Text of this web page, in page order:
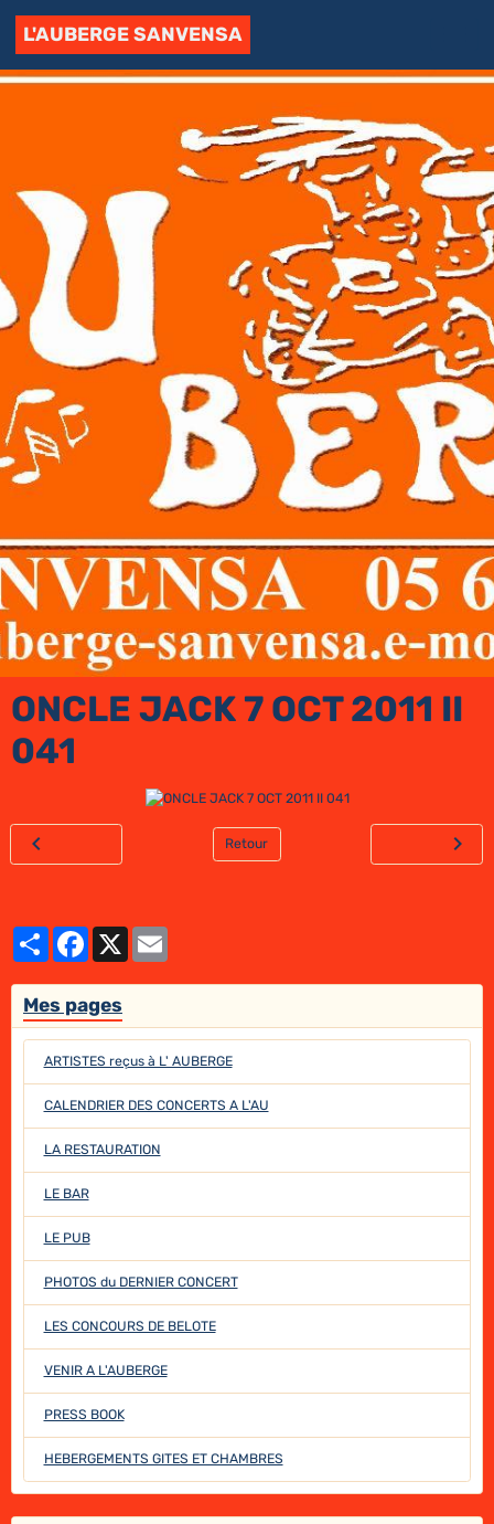
L'AUBERGE SANVENSA
ONCLE JACK 7 OCT 2011 II
041
Retour
PartagerFacebook
X
Mes pages
ARTISTES reçus à L' AUBERGE
CALENDRIER DES CONCERTS A L'AU
LA RESTAURATION
LE BAR
LE PUB
PHOTOS du DERNIER CONCERT
LES CONCOURS DE BELOTE
VENIR A L'AUBERGE
PRESS BOOK
HEBERGEMENTS GITES ET CHAMBRES